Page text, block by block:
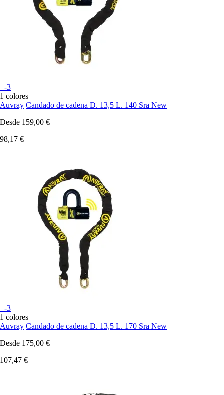
+-3
1 colores
Auvray Candado de cadena D. 13,5 L. 140 Sra New
Desde 159,00 €
98,17 €
+-3
1 colores
Auvray Candado de cadena D. 13,5 L. 170 Sra New
Desde 175,00 €
107,47 €